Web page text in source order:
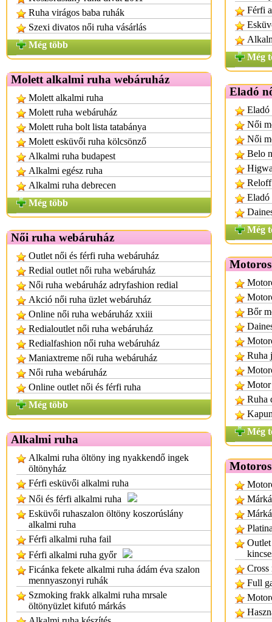
Ruha virágos baba ruhák
Szexi divatos női ruha vásárlás
Még több
Molett alkalmi ruha webáruház
Molett alkalmi ruha
Molett ruha webáruház
Molett ruha bolt lista tatabánya
Molett esküvői ruha kölcsönző
Alkalmi ruha budapest
Alkalmi egész ruha
Alkalmi ruha debrecen
Még több
Női ruha webáruház
Outlet női és férfi ruha webáruház
Redial outlet női ruha webáruház
Női ruha webáruház adryfashion redial
Akció női ruha üzlet webáruház
Online női ruha webáruház xxiii
Redialoutlet női ruha webáruház
Redialfashion női ruha webáruház
Maniaxtreme női ruha webáruház
Női ruha webáruház
Online outlet női és férfi ruha
Még több
Alkalmi ruha
Alkalmi ruha öltöny ing nyakkendő ingek
öltönyház
Férfi esküvői alkalmi ruha
Női és férfi alkalmi ruha
Esküvői ruhaszalon öltöny koszorúslány
alkalmi ruha
Férfi alkalmi ruha fail
Férfi alkalmi ruha győr
Ficánka fekete alkalmi ruha ádám éva szalon
mennyaszonyi ruhák
Szmoking frakk alkalmi ruha mrsale
öltönyüzlet kifutó márkás
Férfi
Még
Eladó
Eladó
Női
Női
Belo
Reloff
Eladó
Még
Bőr
Ruha
Motor
Ruha
Még
Outlet
Cross
Full